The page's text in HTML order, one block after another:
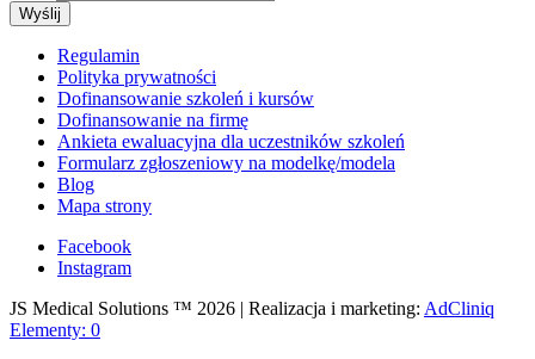
Wyślij
Regulamin
Polityka prywatności
Dofinansowanie szkoleń i kursów
Dofinansowanie na firmę
Ankieta ewaluacyjna dla uczestników szkoleń
Formularz zgłoszeniowy na modelkę/modela
Blog
Mapa strony
Facebook
Instagram
JS Medical Solutions ™ 2026 | Realizacja i marketing: AdCliniq
Elementy: 0